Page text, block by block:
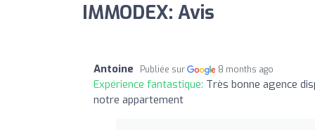
IMMODEX: Avis
Antoine Publiée sur 8 months ago
Expérience fantastique: Très bonne agence
notre appartement